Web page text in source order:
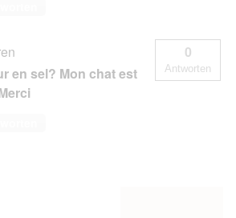
en sel? Mon chat est
0
Antworten